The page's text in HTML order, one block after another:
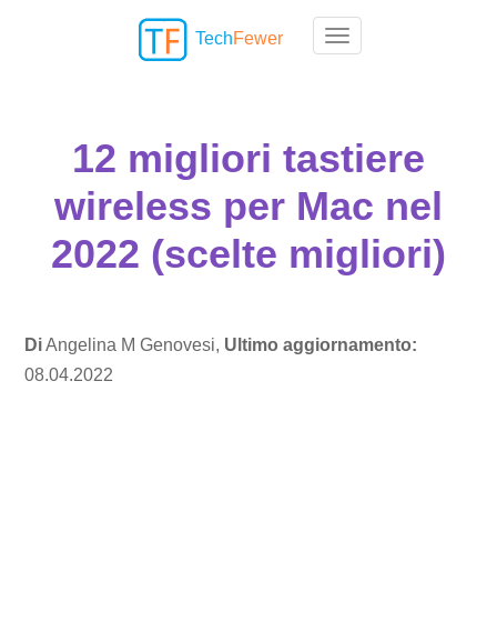
Toggle navigation
TechFewer
12 migliori tastiere
wireless per Mac nel
2022 (scelte migliori)
DiAngelina M Genovesi, Ultimo aggiornamento:
08.04.2022